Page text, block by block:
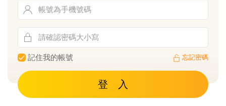
記住我的帳號 忘記密碼
登 入